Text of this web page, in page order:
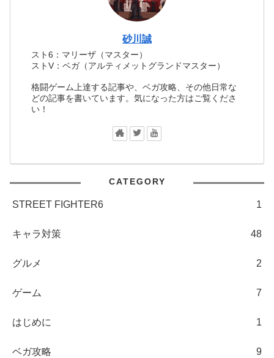
砂川誠
スト6：マリーザ（マスター）
ストV：ベガ（アルティメットグランドマスター）
格闘ゲーム上達する記事や、ベガ攻略、その他日常な
どの記事を書いています。気になった方はご覧くださ
い！
CATEGORY
STREET FIGHTER6 1
キャラ対策 48
グルメ 2
ゲーム 7
はじめに 1
ベガ攻略 9